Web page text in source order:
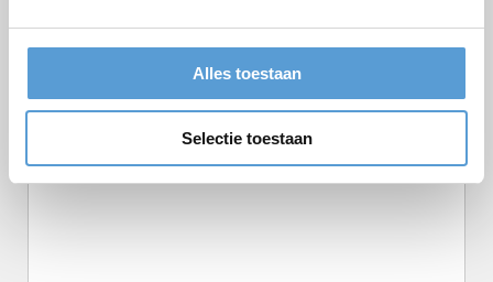
Alles toestaan
Selectie toestaan
Mittagessen
Grillen/Abendessen
Bemerkungen